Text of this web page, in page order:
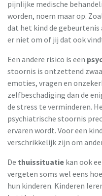
pijnlijke medische
worden, noem maar op.
dat het kind de
er niet om of jij dat ook
Een andere risico is een
stoornis is ontzettend
emoties, vragen en
zelfbeschadiging dan de
de stress te verminderen.
psychiatrische stoornis
ervaren wordt. Voor een
verschrikkelijk zijn om
De thuissituatie kan ook
vergeten soms wel eens
hun kinderen. Kinderen